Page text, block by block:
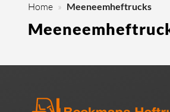
Home » Meeneemheftrucks